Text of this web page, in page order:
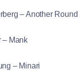
– Another Round
– Mank
– Minari